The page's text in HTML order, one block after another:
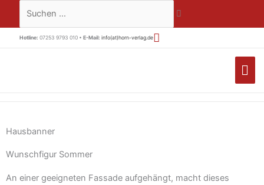
springen
Suchen …
Hotline: 07253 9793 010 • E-Mail: info(at)horn-verlag.de
Hausbanner
Wunschfigur Sommer
An einer geeigneten Fassade aufgehängt, macht dieses